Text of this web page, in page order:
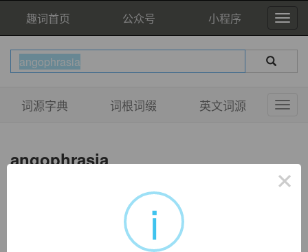
趣词首页 公众号 小程序
词源字典 词根词缀 英文词源
angophrasia
×
i